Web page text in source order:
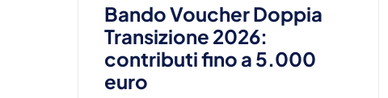
Bando Voucher Doppia
Transizione 2026:
contributi fino a 5.000
euro